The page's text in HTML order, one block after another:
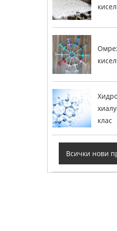
клас
Всички нови